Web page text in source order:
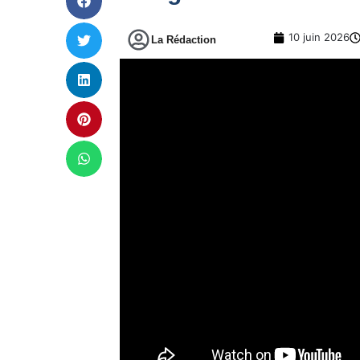
La Rédaction 10 juin 2026